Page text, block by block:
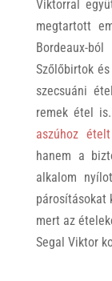
Viktorral
megtartott
Bordeaux-
Szőlőbirtok
szecsuáni
remek étel
aszúhoz ételt
hanem a
alkalom
párosításokat
mert az
Segal Viktor